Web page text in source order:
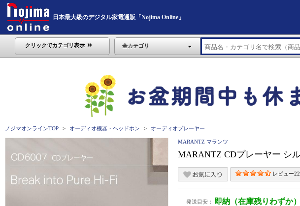
日本最大級のデジタル家電通販「Nojima Online」
クリックでカテゴリ表示 全カテゴリ
ノジマオンラインTOP オーディオ機器・ヘッドホン オーディオプレーヤー
MARANTZ マランツ
MARANTZ CDプレーヤー シ
レビュー
発送目安： 即納（在庫残りわずか）